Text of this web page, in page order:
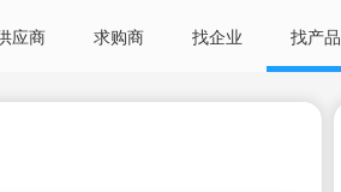
应商 求购商 找企业 找产品